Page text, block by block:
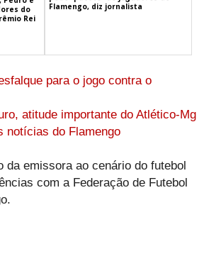
do
Rei
Flamengo, diz jornalista
para o jogo contra o
atitude importante do Atlético-Mg
notícias do Flamengo
emissora ao cenário do futebol
com a Federação de Futebol